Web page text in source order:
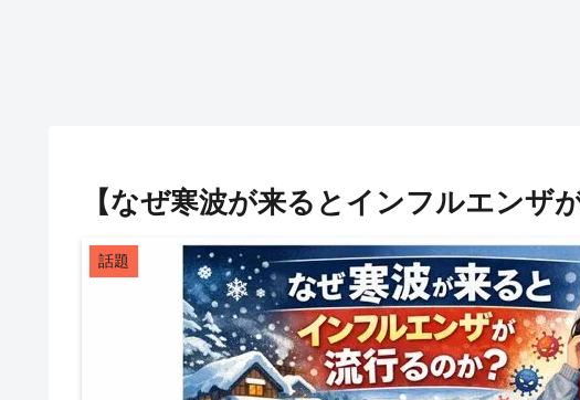
【なぜ寒波が来るとインフルエンザ
話題